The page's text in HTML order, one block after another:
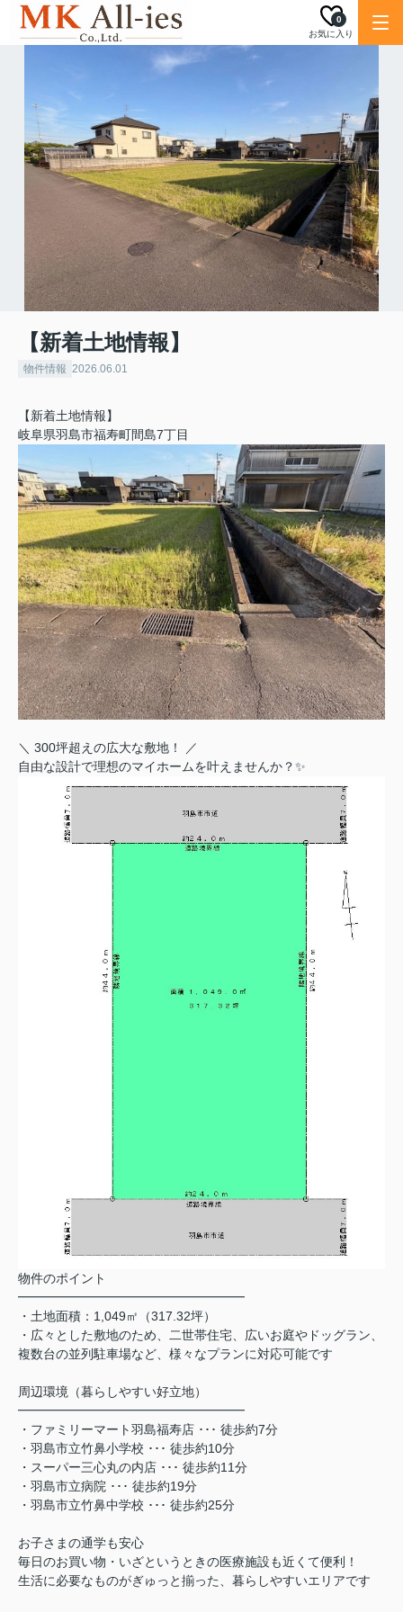
お気に入り
0
【新着土地情報】
物件情報 2026.06.01
【新着土地情報】
岐阜県羽島市福寿町間島7丁目
＼ 300坪超えの広大な敷地！ ／
自由な設計で理想のマイホームを叶えませんか？✨
物件のポイント
━━━━━━━━━━━━━━━━━━
・土地面積：1,049㎡（317.32坪）
・広々とした敷地のため、二世帯住宅、広いお庭やドッグラン、
複数台の並列駐車場など、様々なプランに対応可能です
周辺環境（暮らしやすい好立地）
━━━━━━━━━━━━━━━━━━
・ファミリーマート羽島福寿店 ･･･ 徒歩約7分
・羽島市立竹鼻小学校 ･･･ 徒歩約10分
・スーパー三心丸の内店 ･･･ 徒歩約11分
・羽島市立病院 ･･･ 徒歩約19分
・羽島市立竹鼻中学校 ･･･ 徒歩約25分
お子さまの通学も安心
毎日のお買い物・いざというときの医療施設も近くて便利！
生活に必要なものがぎゅっと揃った、暮らしやすいエリアです